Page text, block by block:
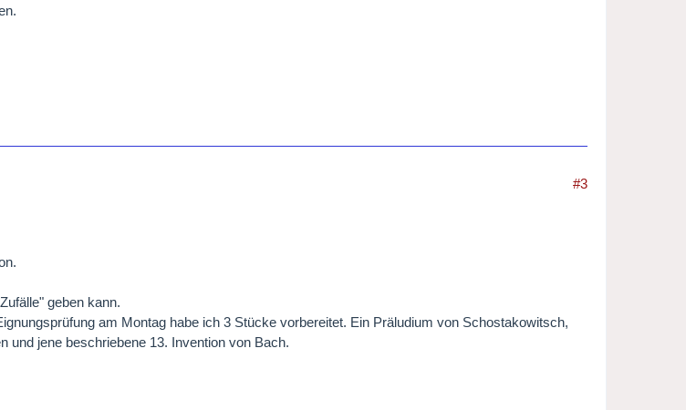
#3
geben kann.
am Montag habe ich 3 Stücke vorbereitet. Ein Präludium von Schostakowitsch,
und jene beschriebene 13. Invention von Bach.